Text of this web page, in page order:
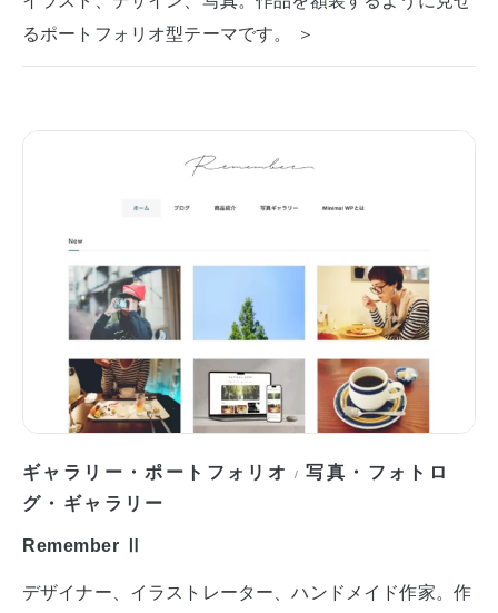
るポートフォリオ型テーマです。 ＞
ギャラリー・ポートフォリオ /写真・フォトロ
グ・ギャラリー
Remember Ⅱ
デザイナー、イラストレーター、ハンドメイド作家。作